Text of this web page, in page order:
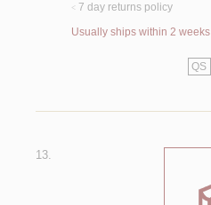
< 7 day returns policy
Usually ships within 2 weeks
QS
13.